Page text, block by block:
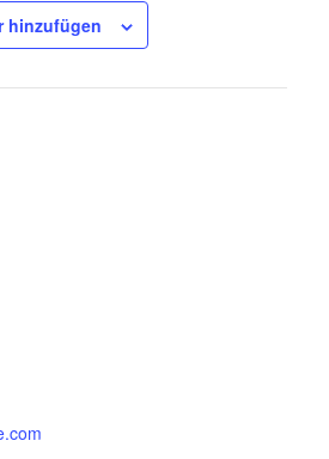
hinzufügen